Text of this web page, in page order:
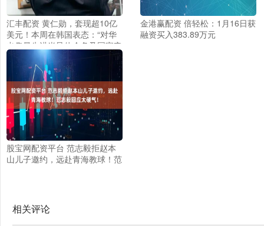
汇丰配资 黄仁勋，套现超10亿
美元！本周在韩国表态：“对华
出售最先进半导体会危及国家安
全”站不住脚，低估中国的实力
以及竞争力是愚蠢的
金港赢配资 倍轻松：1月16日获
融资买入383.89万元
股宝网配资平台 范志毅拒赵本
山儿子邀约，远赴青海教球！范
相关评论